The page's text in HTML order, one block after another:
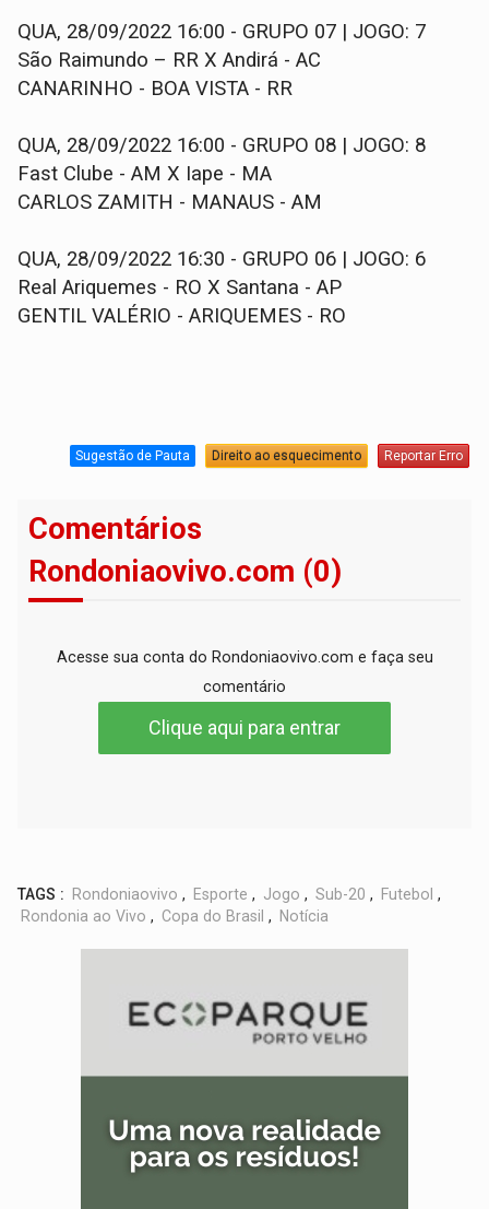
QUA, 28/09/2022 16:00 - GRUPO 07 | JOGO: 7
São Raimundo – RR X Andirá - AC
CANARINHO - BOA VISTA - RR
QUA, 28/09/2022 16:00 - GRUPO 08 | JOGO: 8
Fast Clube - AM X Iape - MA
CARLOS ZAMITH - MANAUS - AM
QUA, 28/09/2022 16:30 - GRUPO 06 | JOGO: 6
Real Ariquemes - RO X Santana - AP
GENTIL VALÉRIO - ARIQUEMES - RO
Sugestão de Pauta Direito ao esquecimento Reportar Erro
Comentários
Rondoniaovivo.com (0)
Acesse sua conta do Rondoniaovivo.com e faça seu
comentário
Clique aqui para entrar
TAGS : Rondoniaovivo , Esporte , Jogo , Sub-20 , Futebol ,
Rondonia ao Vivo , Copa do Brasil , Notícia